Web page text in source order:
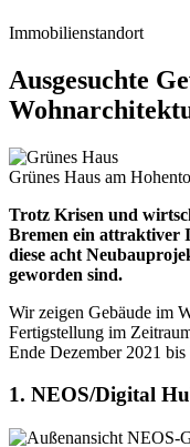
Immobilienstandort
Ausgesuchte
Grünes Haus am
Trotz Krisen und
Bremen ein attraktiver
diese acht
geworden sind.
Wir zeigen Gebäude im
Fertigstellung im
Ende Dezember 2021
1. NEOS/Digital